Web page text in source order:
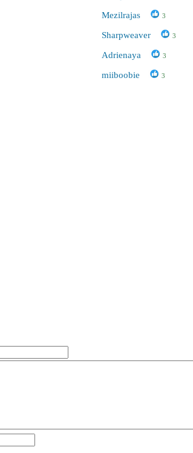
Mezilrajas 3
Sharpweaver 3
Adrienaya 3
miiboobie 3